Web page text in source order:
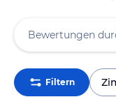
Filtern